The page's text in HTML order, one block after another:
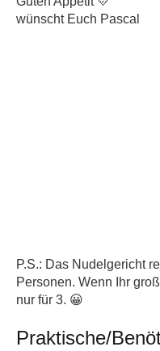
wünscht Euch Pascal
P.S.: Das Nudelgericht
Personen. Wenn Ihr
nur für 3. 😀
Praktische/